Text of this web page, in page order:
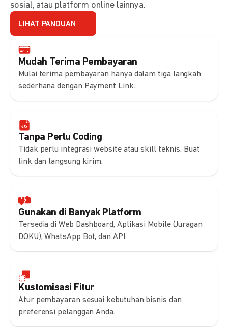
Mudah Terima Pembayaran
Mulai terima pembayaran hanya dalam tiga langkah
sederhana dengan Payment Link.
Tanpa Perlu Coding
Tidak perlu integrasi website atau skill teknis. Buat
link dan langsung kirim.
Gunakan di Banyak Platform
Tersedia di Web Dashboard, Aplikasi Mobile (Juragan
DOKU), WhatsApp Bot, dan API.
Kustomisasi Fitur
Atur pembayaran sesuai kebutuhan bisnis dan
preferensi pelanggan Anda.
sosial, atau platform online lainnya.
LIHAT PANDUAN